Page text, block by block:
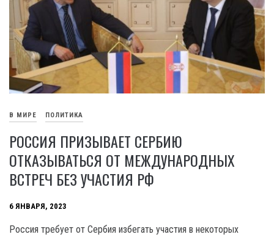
В МИРЕ ПОЛИТИКА
РОССИЯ ПРИЗЫВАЕТ СЕРБИЮ
ОТКАЗЫВАТЬСЯ ОТ МЕЖДУНАРОДНЫХ
ВСТРЕЧ БЕЗ УЧАСТИЯ РФ
6 ЯНВАРЯ, 2023
Россия требует от Сербия избегать участия в некоторых